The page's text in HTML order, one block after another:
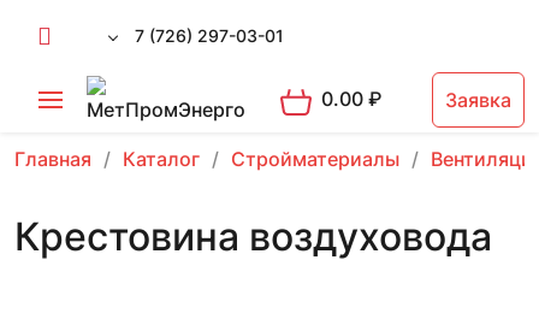
7 (726) 297-03-01
0.00₽ Заявка
Главная Каталог Стройматериалы
Крестовина воздуховода